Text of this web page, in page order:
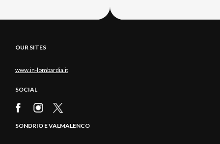
OUR SITES
www.in-lombardia.it
SOCIAL
SONDRIO E VALMALENCO